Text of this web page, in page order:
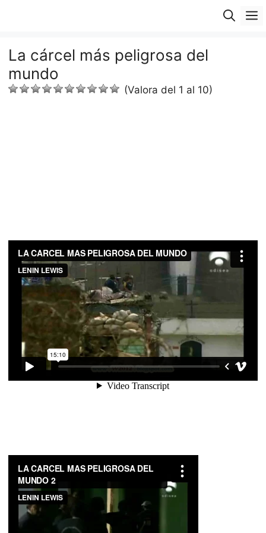
La cárcel más peligrosa del
mundo
(Valora del 1 al 10)